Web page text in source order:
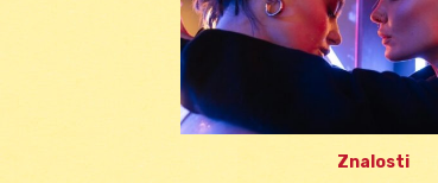
Znalosti